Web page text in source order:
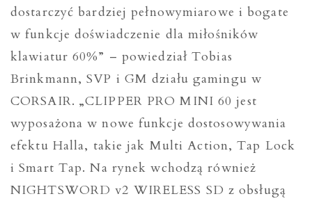
dostarczyć bardziej pełnowymiarowe i bogate
w funkcje doświadczenie dla miłośników
klawiatur 60%” – powiedział Tobias
Brinkmann, SVP i GM działu gamingu w
CORSAIR. „CLIPPER PRO MINI 60 jest
wyposażona w nowe funkcje dostosowywania
efektu Halla, takie jak Multi Action, Tap Lock
i Smart Tap. Na rynek wchodzą również
NIGHTSWORD v2 WIRELESS SD z obsługą